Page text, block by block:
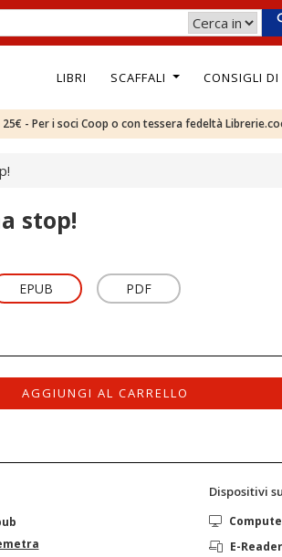
LIBRI SCAFFALI CONSIGLI DI
- Per i soci Coop o con tessera fedeltà
stop!
EPUB PDF
AGGIUNGI AL CARRELLO
Dispositivi
E-